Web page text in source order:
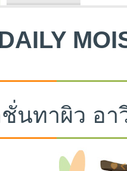
นทาผิว อา